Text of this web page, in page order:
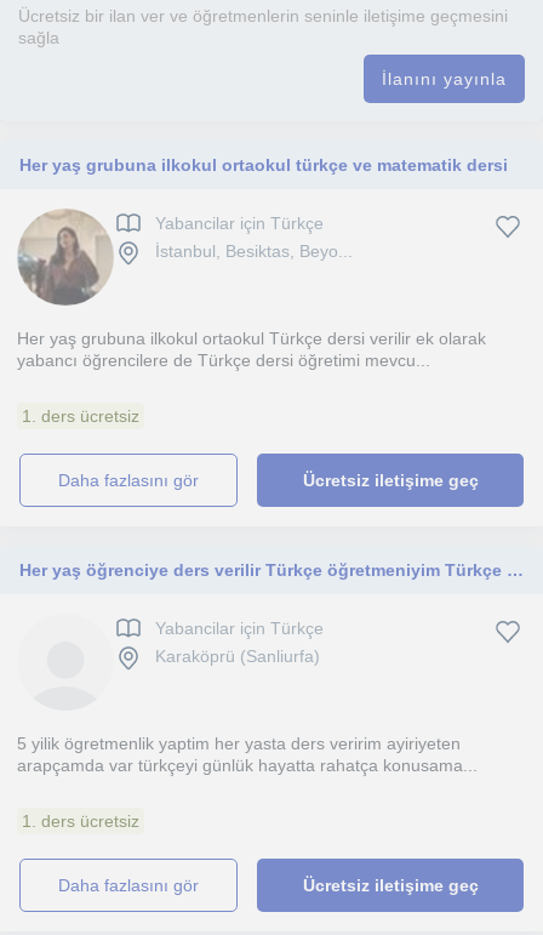
Ücretsiz bir ilan ver ve öğretmenlerin seninle iletişime geçmesini
sağla
İlanını yayınla
Her yaş grubuna ilkokul ortaokul türkçe ve matematik dersi
Yabancilar için Türkçe
İstanbul, Besiktas, Beyo...
Her yaş grubuna ilkokul ortaokul Türkçe dersi verilir ek olarak
yabancı öğrencilere de Türkçe dersi öğretimi mevcu...
1. ders ücretsiz
daha fazlasını gör Ücretsiz iletişime geç
Her yaş öğrenciye ders verilir Türkçe öğretmeniyim Türkçe öğrenmek isteyen tüm öğrencilerimi derslerime bekliyorum
Yabancilar için Türkçe
Karaköprü (Sanliurfa)
5 yilik ögretmenlik yaptim her yasta ders veririm ayiriyeten
arapçamda var türkçeyi günlük hayatta rahatça konusama...
1. ders ücretsiz
daha fazlasını gör Ücretsiz iletişime geç